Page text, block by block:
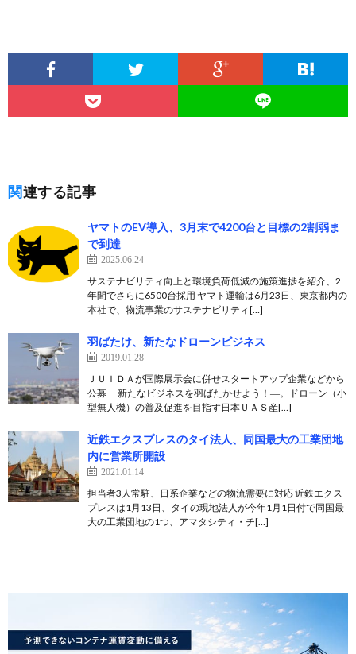
関連する記事
ヤマトのEV導入、3月末で4200台と目標の2割弱ま
で到達
2025.06.24
サステナビリティ向上と環境負荷低減の施策進捗を紹介、2
年間でさらに6500台採用 ヤマト運輸は6月23日、東京都内の
本社で、物流事業のサステナビリティ[…]
羽ばたけ、新たなドローンビジネス
2019.01.28
ＪＵＩＤＡが国際展示会に併せスタートアップ企業などから
公募 新たなビジネスを羽ばたかせよう！―。ドローン（小
型無人機）の普及促進を目指す日本ＵＡＳ産[…]
近鉄エクスプレスのタイ法人、同国最大の工業団地
内に営業所開設
2021.01.14
担当者3人常駐、日系企業などの物流需要に対応 近鉄エクス
プレスは1月13日、タイの現地法人が今年1月1日付で同国最
大の工業団地の1つ、アマタシティ・チ[…]